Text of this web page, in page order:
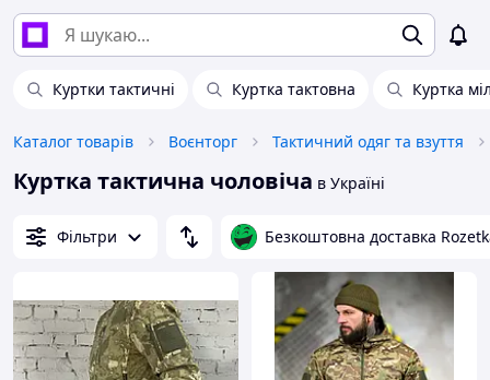
Куртки тактичні Куртка тактовна Куртка
Каталог товарів Воєнторг Тактичний одяг та взуття
Куртка тактична чоловіча в Україні
Фільтри Безкоштовна доставка